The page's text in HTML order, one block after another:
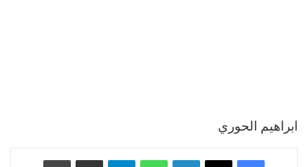
ابراهيم الحوري
فيسبوك ‫X لينكدإن واتساب تيلقرام